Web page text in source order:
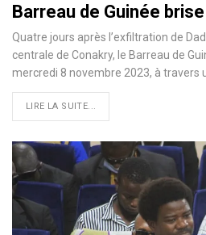
Barreau de Guinée
Quatre jours après l’exfiltration de
centrale de Conakry, le Barreau de
mercredi 8 novembre 2023, à travers
LIRE LA SUITE...